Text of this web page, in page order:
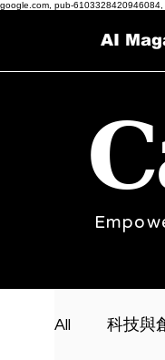
google.com, pub-
AI
All 科技與